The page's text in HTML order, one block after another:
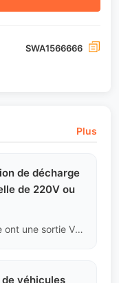
SWA1566666
Plus
de décharge
de 220V ou
Les modèles de véhicules en Chine ont une sortie V2L standard de 220V/50Hz. Si la norme de votre réseau électrique est de 110V/60Hz (comme dans certaines régions d'Amérique du Nord), vous ne pouvez pas alimenter directement des appareils à haute puissance locaux et devez utiliser un transformateur externe.
véhicules